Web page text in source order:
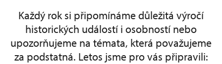
Každý rok si připomínáme důležitá výročí
historických událostí i osobností nebo
upozorňujeme na témata, která považujeme
za podstatná. Letos jsme pro vás připravili: